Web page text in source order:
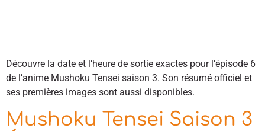
Découvre la date et l’heure de sortie exactes pour l’épisode 6
de l’anime Mushoku Tensei saison 3. Son résumé officiel et
ses premières images sont aussi disponibles.
Mushoku Tensei Saison 3